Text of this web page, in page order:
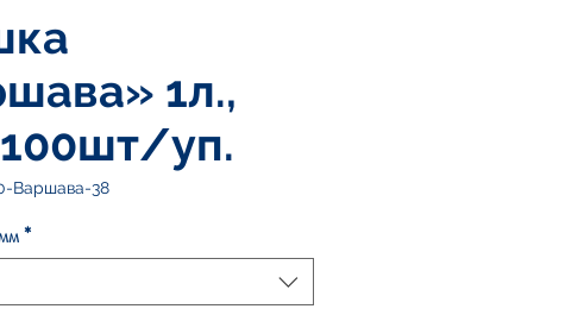
1л.,
уп.
Варшава-38
*